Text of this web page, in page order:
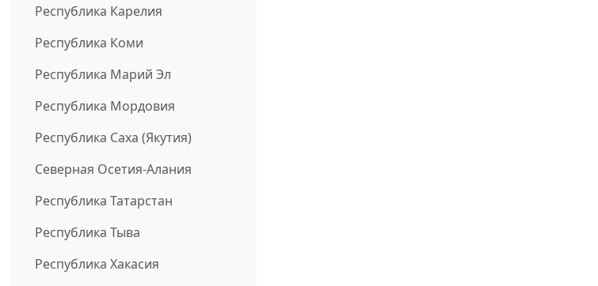
Республика Карелия
Республика Коми
Республика Марий Эл
Республика Мордовия
Республика Саха (Якутия)
Северная Осетия-Алания
Республика Татарстан
Республика Тыва
Республика Хакасия